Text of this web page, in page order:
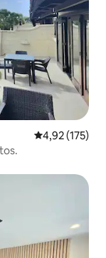
Classificação
4,92 (175)